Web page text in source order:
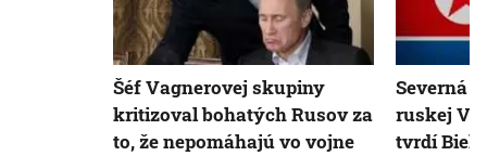
Šéf Vagnerovej skupiny
kritizoval bohatých Rusov za
to, že nepomáhajú vo vojne
Severná
ruskej
tvrdí